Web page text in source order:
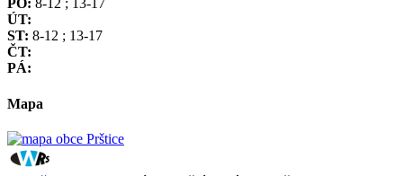
PO: 8-12 ; 13-17
ÚT:
ST: 8-12 ; 13-17
ČT:
PÁ:
Mapa